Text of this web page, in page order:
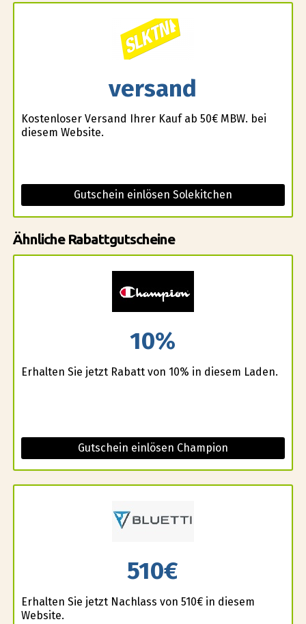
versand
Kostenloser Versand Ihrer Kauf ab 50€ MBW. bei
diesem Website.
Gutschein einlösen Solekitchen
Ähnliche Rabattgutscheine
10%
Erhalten Sie jetzt Rabatt von 10% in diesem Laden.
Gutschein einlösen Champion
510€
Erhalten Sie jetzt Nachlass von 510€ in diesem
Website.